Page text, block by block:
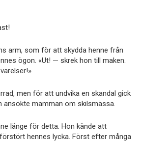
arm, som för att skydda henne från
ögon. «Ut! — skrek hon till maken.
men för att undvika en skandal gick
ansökte mamman om skilsmässa.
länge för detta. Hon kände att
hennes lycka. Först efter många